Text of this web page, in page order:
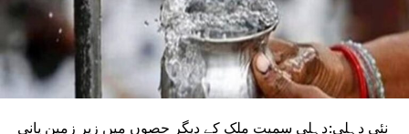
نئی دہلی:دہلی سمیت ملک کے دیگر حصوں میں زیر زمین پانی